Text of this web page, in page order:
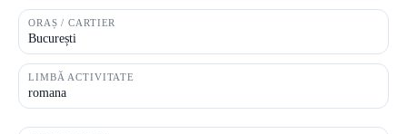
ORAȘ / CARTIER
București
LIMBĂ ACTIVITATE
romana